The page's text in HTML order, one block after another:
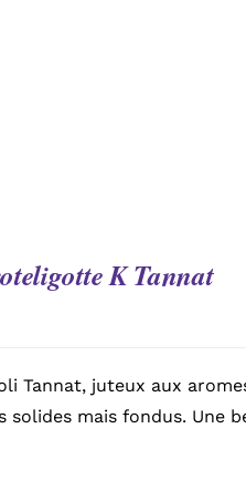
K Tannat
Tannat, juteux aux
solides mais fondus. Une